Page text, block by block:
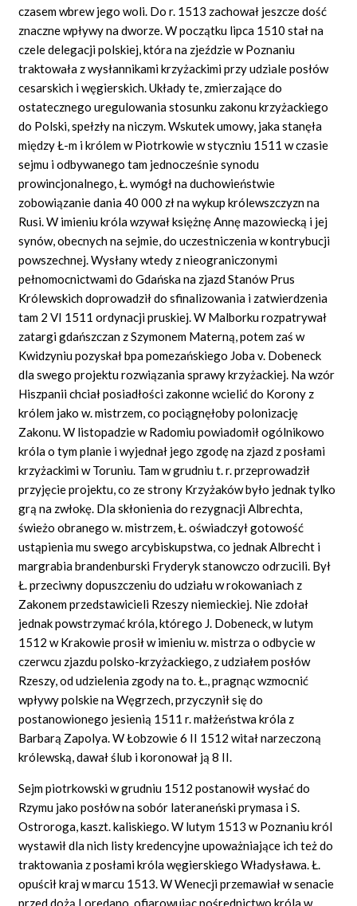
czasem wbrew jego woli. Do r. 1513 zachował jeszcze dość
znaczne wpływy na dworze. W początku lipca 1510 stał na
czele delegacji polskiej, która na zjeździe w Poznaniu
traktowała z wysłannikami krzyżackimi przy udziale posłów
cesarskich i węgierskich. Układy te, zmierzające do
ostatecznego uregulowania stosunku zakonu krzyżackiego
do Polski, spełzły na niczym. Wskutek umowy, jaka stanęła
między Ł-m i królem w Piotrkowie w styczniu 1511 w czasie
sejmu i odbywanego tam jednocześnie synodu
prowincjonalnego, Ł. wymógł na duchowieństwie
zobowiązanie dania 40 000 zł na wykup królewszczyzn na
Rusi. W imieniu króla wzywał księżnę Annę mazowiecką i jej
synów, obecnych na sejmie, do uczestniczenia w kontrybucji
powszechnej. Wysłany wtedy z nieograniczonymi
pełnomocnictwami do Gdańska na zjazd Stanów Prus
Królewskich doprowadził do sfinalizowania i zatwierdzenia
tam 2 VI 1511 ordynacji pruskiej. W Malborku rozpatrywał
zatargi gdańszczan z Szymonem Materną, potem zaś w
Kwidzyniu pozyskał bpa pomezańskiego Joba v. Dobeneck
dla swego projektu rozwiązania sprawy krzyżackiej. Na wzór
Hiszpanii chciał posiadłości zakonne wcielić do Korony z
królem jako w. mistrzem, co pociągnęłoby polonizację
Zakonu. W listopadzie w Radomiu powiadomił ogólnikowo
króla o tym planie i wyjednał jego zgodę na zjazd z posłami
krzyżackimi w Toruniu. Tam w grudniu t. r. przeprowadził
przyjęcie projektu, co ze strony Krzyżaków było jednak tylko
grą na zwłokę. Dla skłonienia do rezygnacji Albrechta,
świeżo obranego w. mistrzem, Ł. oświadczył gotowość
ustąpienia mu swego arcybiskupstwa, co jednak Albrecht i
margrabia brandenburski Fryderyk stanowczo odrzucili. Był
Ł. przeciwny dopuszczeniu do udziału w rokowaniach z
Zakonem przedstawicieli Rzeszy niemieckiej. Nie zdołał
jednak powstrzymać króla, którego J. Dobeneck, w lutym
1512 w Krakowie prosił w imieniu w. mistrza o odbycie w
czerwcu zjazdu polsko-krzyżackiego, z udziałem posłów
Rzeszy, od udzielenia zgody na to. Ł., pragnąc wzmocnić
wpływy polskie na Węgrzech, przyczynił się do
postanowionego jesienią 1511 r. małżeństwa króla z
Barbarą Zapolya. W Łobzowie 6 II 1512 witał narzeczoną
królewską, dawał ślub i koronował ją 8 II.
Sejm piotrkowski w grudniu 1512 postanowił wysłać do
Rzymu jako posłów na sobór lateraneński prymasa i S.
Ostroroga, kaszt. kaliskiego. W lutym 1513 w Poznaniu król
wystawił dla nich listy kredencyjne upoważniające ich też do
traktowania z posłami króla węgierskiego Władysława. Ł.
opuścił kraj w marcu 1513. W Wenecji przemawiał w senacie
przed dożą Loredano, ofiarowując pośrednictwo króla w